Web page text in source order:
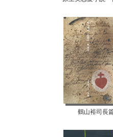
鶴山裕司長